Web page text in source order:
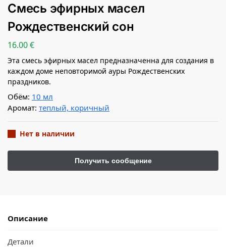
Смесь эфирных масел
Рождественский сон
16.00€
Эта смесь эфирных масел предназначенна для создания в
каждом доме неповторимой ауры Рождественских
праздников.
Обём: 10 мл
Аромат: теплый, коричный
Нет в наличии
Описание
Детали